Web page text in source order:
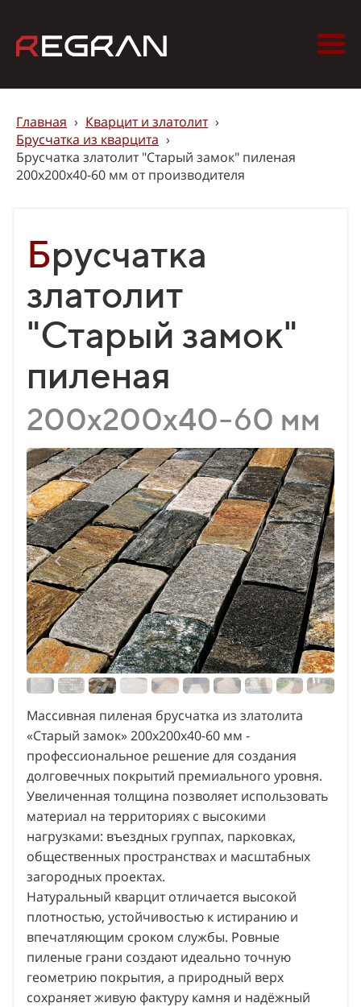
Главная › Кварцит и златолит ›
Брусчатка из кварцита ›
Брусчатка златолит "Старый замок" пиленая
200х200х40-60 мм от производителя
Брусчатка
златолит
"Старый замок"
пиленая
200х200х40-60 мм
Массивная пиленая брусчатка из златолита
«Старый замок» 200х200х40-60 мм -
профессиональное решение для создания
долговечных покрытий премиального уровня.
Увеличенная толщина позволяет использовать
материал на территориях с высокими
нагрузками: въездных группах, парковках,
общественных пространствах и масштабных
загородных проектах.
Натуральный кварцит отличается высокой
плотностью, устойчивостью к истиранию и
впечатляющим сроком службы. Ровные
пиленые грани создают идеально точную
геометрию покрытия, а природный верх
сохраняет живую фактуру камня и надёжный